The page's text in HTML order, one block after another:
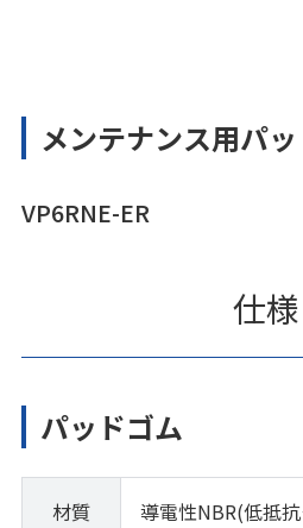
メンテナンス用パ
VP6RNE-ER
仕様
パッドゴム
材質 導電性NBR(低抵